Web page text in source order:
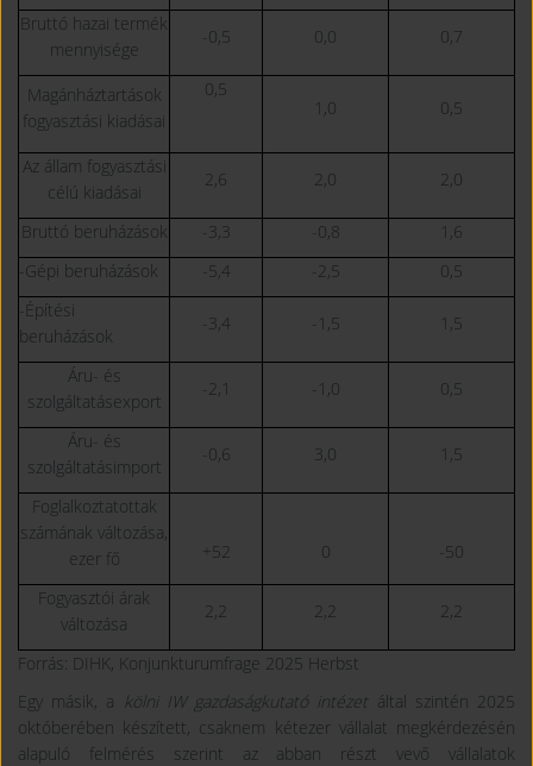
Bruttó hazai termék
mennyisége
-0,5 0,0 0,7
Magánháztartások
fogyasztási kiadásai
0,5
1,0
0,5
Az állam fogyasztási
célú kiadásai
2,6 2,0 2,0
Bruttó beruházások -3,3 -0,8
1,6
-Gépi beruházások
-5,4 -2,5
0,5
-Építési
beruházások
-3,4 -1,5 1,5
Áru- és
szolgáltatásexport
-2,1 -1,0 0,5
Áru- és
szolgáltatásimport
-0,6 3,0 1,5
Foglalkoztatottak
számának változása,
ezer fő
+52 0 -50
Fogyasztói árak
változása
2,2 2,2 2,2
Forrás: DIHK, Konjunkturumfrage 2025 Herbst
Egy másik, a kölni IW gazdaságkutató intézet által szintén 2025
októberében készített, csaknem kétezer vállalat megkérdezésén
alapuló felmérés szerint az abban részt vevő vállalatok